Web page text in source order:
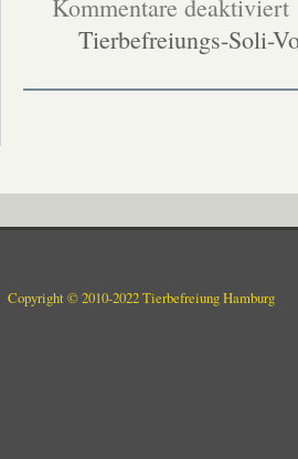
Kommentare deaktiviertDie
Tierbefreiungs-Soli-
Copyright © 2010-2022 Tierbefreiung Hamburg